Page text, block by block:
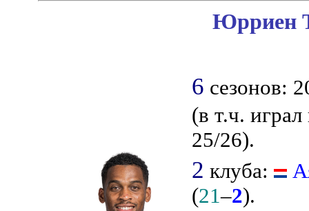
Юрриен
6 сезонов:
(в т.ч.
25/26).
2 клуба:
(21–2).